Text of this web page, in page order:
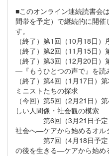
■このオンライン連続読書会
間帯を予定）で継続的に開
す。
（終了）第1回（10月18日）
（終了）第2回（11月15日
（終了）第3回（12月20日
―『もうひとつの声で』を読
（終了）第4回（1月17日）
ミニストたちの探求
（今回）第5回（2月21日
しい人間像・社会観の模索
第6回（3月21日予定）
社会へ―ケアから始めるオル
第7回（4月18日予定）
の後を生きる―ケアから始め